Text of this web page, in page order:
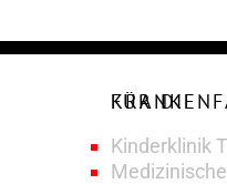
KRANKENFAHRTENSERVICE FÜR DIE
Kinderklinik